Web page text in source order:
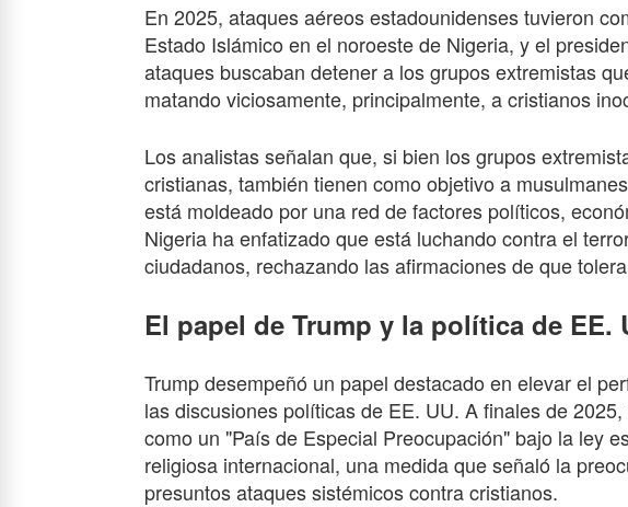
En 2025, ataques aéreos estadounidenses tuvieron
Estado Islámico en el noroeste de Nigeria, y el
ataques buscaban detener a los grupos extremistas
matando viciosamente, principalmente, a cristianos
Los analistas señalan que, si bien los grupos
cristianas, también tienen como objetivo a
está moldeado por una red de factores políticos,
Nigeria ha enfatizado que está luchando contra el
ciudadanos, rechazando las afirmaciones de que
El papel de Trump y la política de EE.
Trump desempeñó un papel destacado en elevar el
las discusiones políticas de EE. UU. A finalesde 2025
como un "País de Especial Preocupación" bajo la ley
religiosa internacional, una medida que señaló la
presuntos ataques sistémicos contra cristianos.